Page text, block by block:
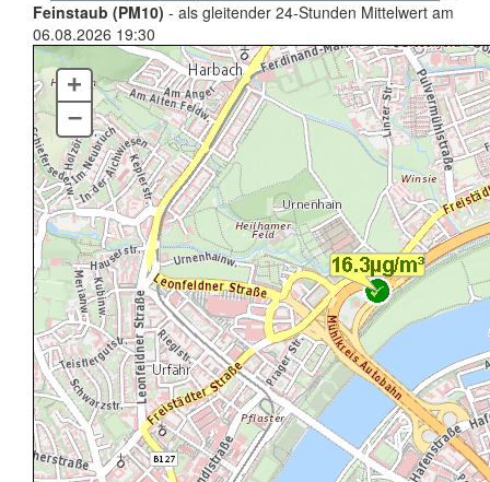
Feinstaub (PM10) - als gleitender 24-Stunden Mittelwert am
06.08.2026 19:30
+
–